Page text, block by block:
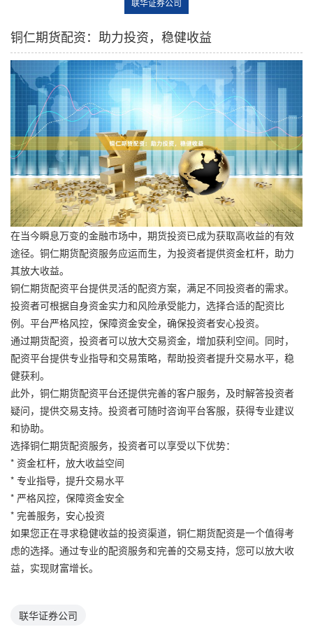
联华证券公司
铜仁期货配资：助力投资，稳健收益
在当今瞬息万变的金融市场中，期货投资已成为获取高收益的有效
途径。铜仁期货配资服务应运而生，为投资者提供资金杠杆，助力
其放大收益。
铜仁期货配资平台提供灵活的配资方案，满足不同投资者的需求。
投资者可根据自身资金实力和风险承受能力，选择合适的配资比
例。平台严格风控，保障资金安全，确保投资者安心投资。
通过期货配资，投资者可以放大交易资金，增加获利空间。同时，
配资平台提供专业指导和交易策略，帮助投资者提升交易水平，稳
健获利。
此外，铜仁期货配资平台还提供完善的客户服务，及时解答投资者
疑问，提供交易支持。投资者可随时咨询平台客服，获得专业建议
和协助。
选择铜仁期货配资服务，投资者可以享受以下优势：
* 资金杠杆，放大收益空间
* 专业指导，提升交易水平
* 严格风控，保障资金安全
* 完善服务，安心投资
如果您正在寻求稳健收益的投资渠道，铜仁期货配资是一个值得考
虑的选择。通过专业的配资服务和完善的交易支持，您可以放大收
益，实现财富增长。
联华证券公司